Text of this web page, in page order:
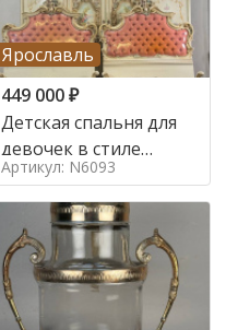
Ярославль
449 000₽
Детская спальня для
девочек в стиле
итальянского барокко
в стиле
Артикул: N6093